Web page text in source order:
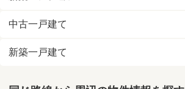
中古一戸建て
新築一戸建て